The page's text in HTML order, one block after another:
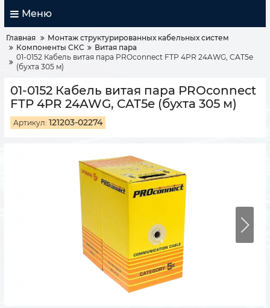
Меню
Главная
Монтаж структурированных кабельных систем
Компоненты СКС
Витая пара
01-0152 Кабель витая пара PROconnect FTP 4PR 24AWG, CAT5e
(бухта 305 м)
01-0152 Кабель витая пара PROconnect
FTP 4PR 24AWG, CAT5e (бухта 305 м)
Артикул: 121203-02274